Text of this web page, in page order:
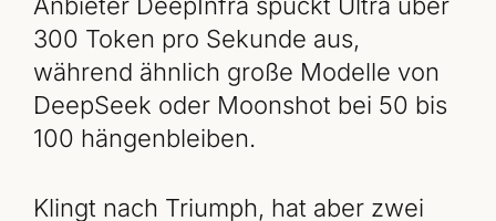
Anbieter DeepInfra spuckt Ultra über
300 Token pro Sekunde aus,
während ähnlich große Modelle von
DeepSeek oder Moonshot bei 50 bis
100 hängenbleiben.
Klingt nach Triumph, hat aber zwei